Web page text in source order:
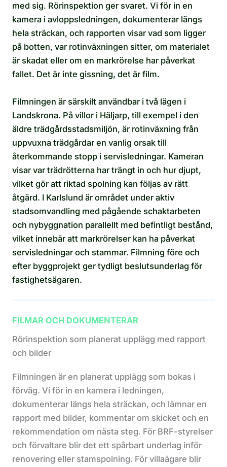
med sig. Rörinspektion ger svaret. Vi för in en
kamera i avloppsledningen, dokumenterar längs
hela sträckan, och rapporten visar vad som ligger
på botten, var rotinväxningen sitter, om materialet
är skadat eller om en markrörelse har påverkat
fallet. Det är inte gissning, det är film.
Filmningen är särskilt användbar i två lägen i
Landskrona. På villor i Häljarp, till exempel i den
äldre trädgårdsstadsmiljön, är rotinväxning från
uppvuxna trädgårdar en vanlig orsak till
återkommande stopp i servisledningar. Kameran
visar var trädrötterna har trängt in och hur djupt,
vilket gör att riktad spolning kan följas av rätt
åtgärd. I Karlslund är området under aktiv
stadsomvandling med pågående schaktarbeten
och nybyggnation parallellt med befintligt bestånd,
vilket innebär att markrörelser kan ha påverkat
servisledningar och stammar. Filmning före och
efter byggprojekt ger tydligt beslutsunderlag för
fastighetsägaren.
FILMAR OCH DOKUMENTERAR
Rörinspektion som planerat upplägg med rapport
och bilder
Filmningen är en planerat upplägg som bokas i
förväg. Vi för in en kamera i ledningen,
dokumenterar längs hela sträckan, och lämnar en
rapport med bilder, kommentar om skicket och en
rekommendation om nästa steg. För BRF-styrelser
och förvaltare blir det ett spårbart underlag inför
renovering eller stamspolning. För villaägare blir